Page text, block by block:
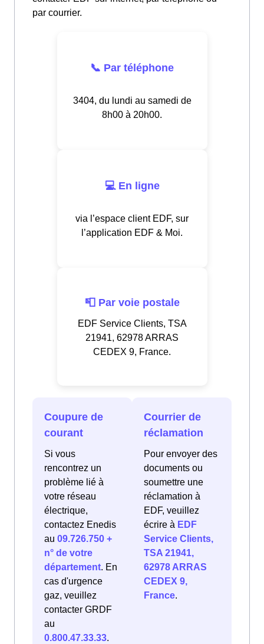
par courrier.
📞 Par téléphone
3404, du lundi au samedi de
8h00 à 20h00.
💻 En ligne
via l’espace client EDF, sur
l’application EDF & Moi.
📮 Par voie postale
EDF Service Clients, TSA
21941, 62978 ARRAS
CEDEX 9, France.
Coupure de
courant
Si vous
rencontrez un
problème lié à
votre réseau
électrique,
contactez Enedis
au 09.726.750 +
n° de votre
département. En
cas d'urgence
gaz, veuillez
contacter GRDF
au
0.800.47.33.33.
Courrier de
réclamation
Pour envoyer des
documents ou
soumettre une
réclamation à
EDF, veuillez
écrire à EDF
Service Clients,
TSA 21941,
62978 ARRAS
CEDEX 9,
France.